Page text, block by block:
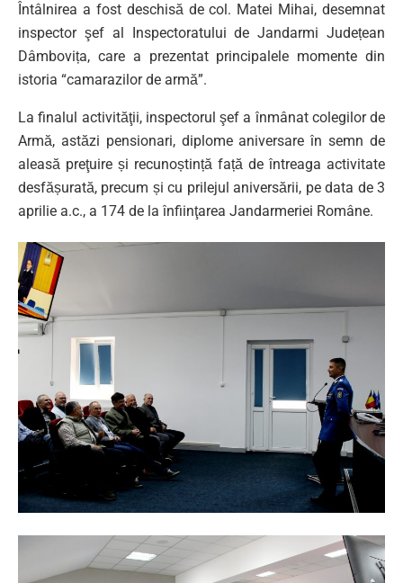
Întâlnirea a fost deschisă de col. Matei Mihai, desemnat
inspector şef al Inspectoratului de Jandarmi Județean
Dâmbovița, care a prezentat principalele momente din
istoria “camarazilor de armă”.
La finalul activităţii, inspectorul şef a înmânat colegilor de
Armă, astăzi pensionari, diplome aniversare în semn de
aleasă preţuire și recunoștință față de întreaga activitate
desfășurată, precum și cu prilejul aniversării, pe data de 3
aprilie a.c., a 174 de la înfiinţarea Jandarmeriei Române.